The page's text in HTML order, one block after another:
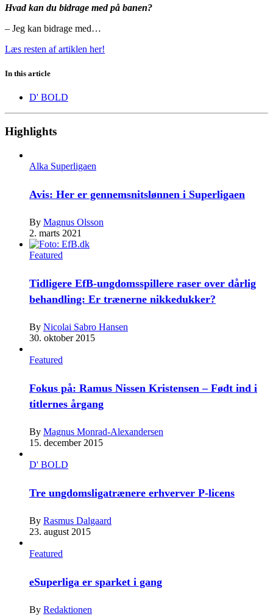
Hvad kan du bidrage med på banen?
– Jeg kan bidrage med…
Læs resten af artiklen her!
In this article
D' BOLD
Highlights
Alka Superligaen
Avis: Her er gennemsnitslønnen i Superligaen
By Magnus Olsson
2. marts 2021
Featured
Tidligere EfB-ungdomsspillere raser over dårlig
behandling: Er trænerne nikkedukker?
By Nicolai Sabro Hansen
30. oktober 2015
Featured
Fokus på: Ramus Nissen Kristensen – Født ind i
titlernes årgang
By Magnus Monrad-Alexandersen
15. december 2015
D' BOLD
Tre ungdomsligatrænere erhverver P-licens
By Rasmus Dalgaard
23. august 2015
Featured
eSuperliga er sparket i gang
By Redaktionen